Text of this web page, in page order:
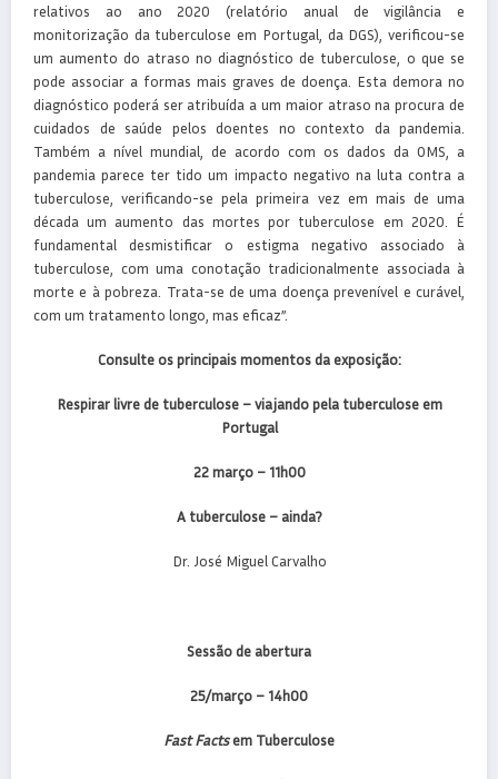
relativos ao ano 2020 (relatório anual de vigilância e
monitorização da tuberculose em Portugal, da DGS), verificou-se
um aumento do atraso no diagnóstico de tuberculose, o que se
pode associar a formas mais graves de doença. Esta demora no
diagnóstico poderá ser atribuída a um maior atraso na procura de
cuidados de saúde pelos doentes no contexto da pandemia.
Também a nível mundial, de acordo com os dados da OMS, a
pandemia parece ter tido um impacto negativo na luta contra a
tuberculose, verificando-se pela primeira vez em mais de uma
década um aumento das mortes por tuberculose em 2020. É
fundamental desmistificar o estigma negativo associado à
tuberculose, com uma conotação tradicionalmente associada à
morte e à pobreza. Trata-se de uma doença prevenível e curável,
com um tratamento longo, mas eficaz”.
Consulte os principais momentos da exposição:
Respirar livre de tuberculose – viajando pela tuberculose em
Portugal
22 março – 11h00
A tuberculose – ainda?
Dr. José Miguel Carvalho
Sessão de abertura
25/março – 14h00
Fast Factsem Tuberculose